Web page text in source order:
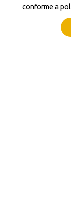
conforme a